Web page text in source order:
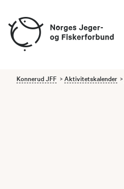
Konnerud JFF Aktivitetskalender